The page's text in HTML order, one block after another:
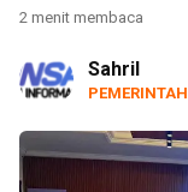
2 menit membaca
Sahril